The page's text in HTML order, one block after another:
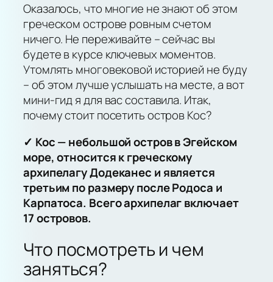
Оказалось, что многие не знают об этом
греческом острове ровным счетом
ничего. Не переживайте – сейчас вы
будете в курсе ключевых моментов.
Утомлять многовековой историей не буду
– об этом лучше услышать на месте, а вот
мини-гид я для вас составила. Итак,
почему стоит посетить остров Кос?
✓ Кос — небольшой остров в Эгейском
море, относится к греческому
архипелагу Додеканес и является
третьим по размеру после Родоса и
Карпатоса. Всего архипелаг включает
17 островов.
Что посмотреть и чем
заняться?